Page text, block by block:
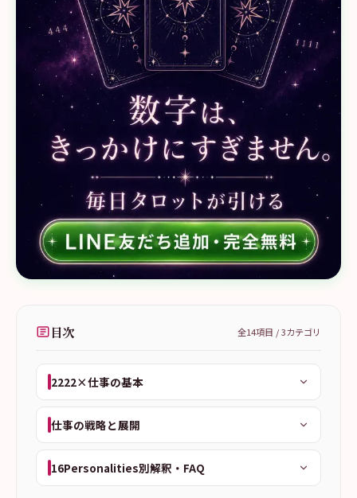
目次 全14項目 /3カテゴリ
2222×仕事の基本
仕事の戦略と展開
16Personalities別解釈・FAQ